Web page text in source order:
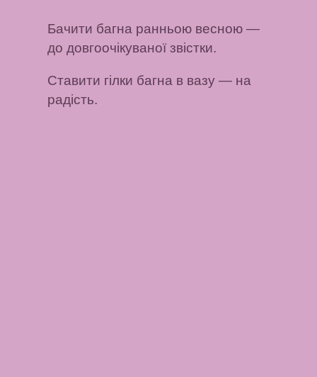
Бачити багна ранньою весною —
до довгоочікуваної звістки.
Ставити гілки багна в вазу — на
радість.